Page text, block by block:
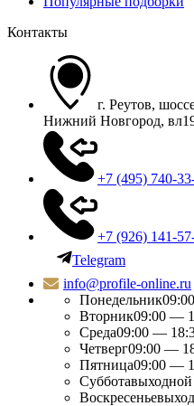
Контакты
г. Реутов,
Нижний Новгород,
+7 (495) 740-
+7 (926) 141-
Telegram
info@profile-online.ru
Понедельник
Вторник09:00 —
Среда09:00 —
Четверг09:00 —
Пятница09:00 —
Субботавыходной
Воскресенье